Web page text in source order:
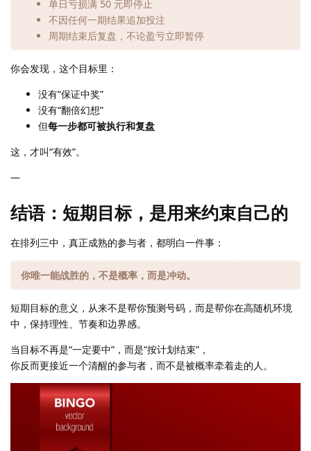
单日亏损满 50 元即停止
不因任何一期结果追加投注
周期结束后复盘，不论盈亏立即暂停
你会发现，这个目标里：
没有“保证中奖”
没有“翻倍幻想”
但每一步都可被执行和复盘
这，才叫“有效”。
—
结语：短期目标，是用来约束自己的
在排列三中，真正成熟的参与者，都明白一件事：
你唯一能战胜的，不是概率，而是冲动。
短期目标的意义，从来不是帮你预测号码，而是帮你在高随机环境
中，保持理性、节奏和边界感。
当目标不再是“一定要中”，而是“按计划结束”，
你反而更接近一个清醒的参与者，而不是被概率牵着走的人。